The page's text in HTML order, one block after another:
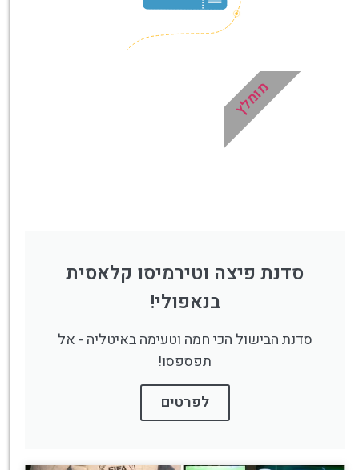
סדנת פיצה וטירמיסו קלאסית
בנאפולי!
סדנת הבישול הכי חמה וטעימה באיטליה - אל
תפספסו!
לפרטים
מומלץ